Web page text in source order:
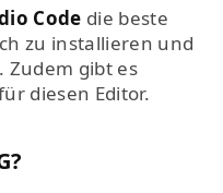
Code die beste
zu installieren und
Zudem gibt es
diesen Editor.